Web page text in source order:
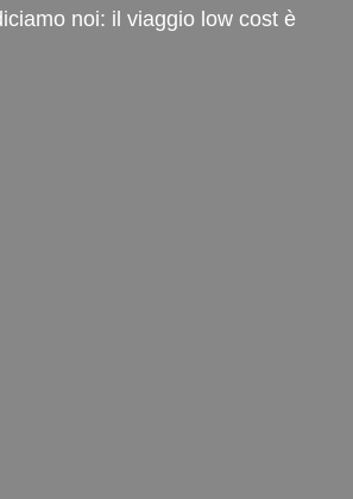
noi: il viaggio low cost è